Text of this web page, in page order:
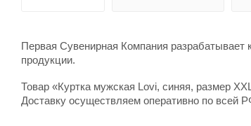
Первая Сувенирная Компания разрабатывает
продукции.
Товар «Куртка мужская Lovi, синяя, размер
Доставку осуществляем оперативно по всей